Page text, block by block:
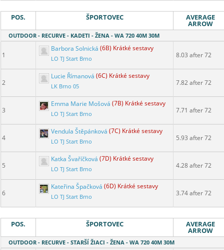
POS. ŠPORTOVEC AVERAGE
ARROW
OUTDOOR - RECURVE - KADETI - ŽENA - WA 720 40M 30M
1
Barbora Solnická (6B) Krátké sestavy
LO TJ Start Brno 8.03 after 72
2
Lucie Římanová (6C) Krátké sestavy
LK Brno 05 7.82 after 72
3
Emma Marie Mošová (7B) Krátké sestavy
LO TJ Start Brno 7.71 after 72
4
Vendula Štěpánková (7C) Krátké sestavy
LO TJ Start Brno 5.93 after 72
5
Katka Švaříčková (7D) Krátké sestavy
LO TJ Start Brno 4.28 after 72
6
Kateřina Špačková (6D) Krátké sestavy
LO TJ Start Brno 3.74 after 72
POS. ŠPORTOVEC AVERAGE
ARROW
OUTDOOR - RECURVE - STARŠÍ ŽIACI - ŽENA - WA 720 40M 30M